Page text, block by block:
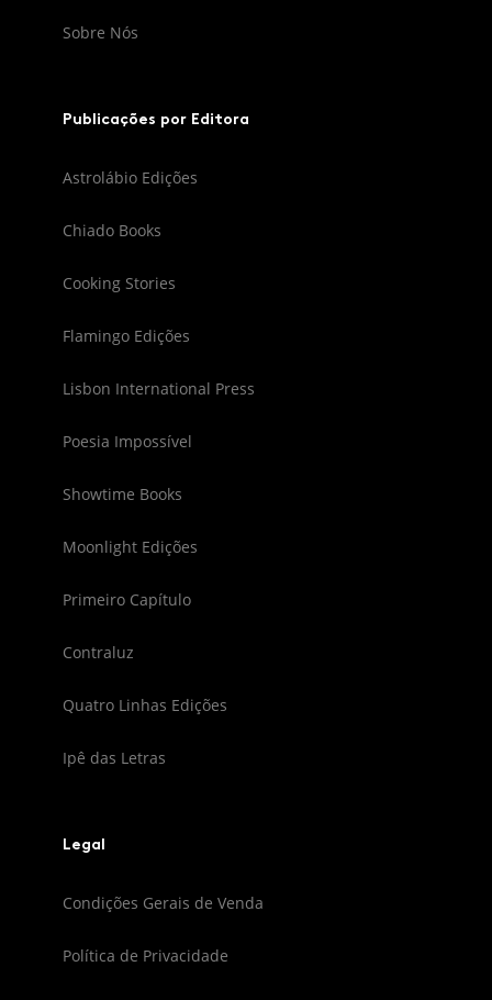
Sobre Nós
Publicações por Editora
Astrolábio Edições
Chiado Books
Cooking Stories
Flamingo Edições
Lisbon International Press
Poesia Impossível
Showtime Books
Moonlight Edições
Primeiro Capítulo
Contraluz
Quatro Linhas Edições
Ipê das Letras
Legal
Condições Gerais de Venda
Política de Privacidade